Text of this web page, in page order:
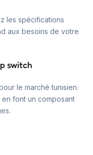
les spécifications
aux besoins de votre
switch
le marché tunisien.
en font un composant